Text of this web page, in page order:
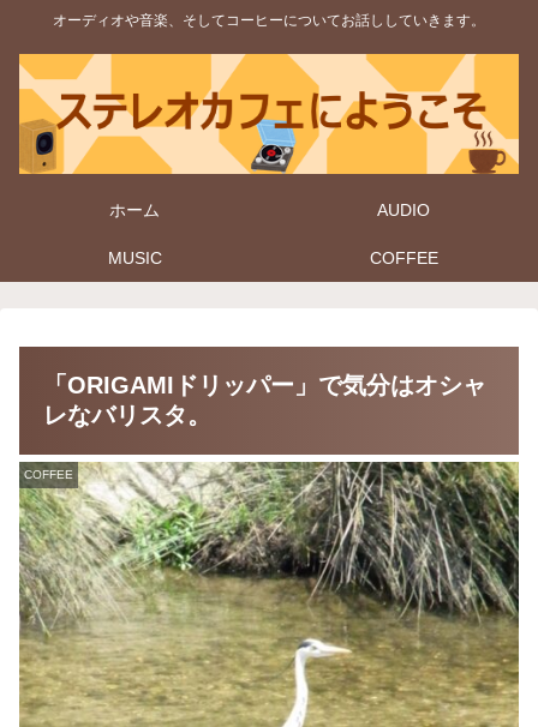
オーディオや音楽、そしてコーヒーについてお話ししていきます。
ホーム AUDIO
MUSIC COFFEE
「ORIGAMIドリッパー」で気分はオシャ
レなバリスタ。
COFFEE